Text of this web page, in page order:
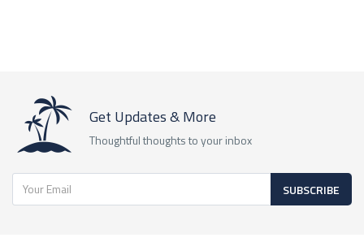
Get Updates & More
Thoughtful thoughts to your inbox
SUBSCRIBE